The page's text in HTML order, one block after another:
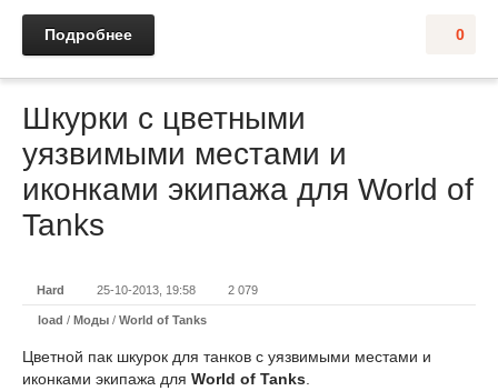
0
Подробнее
Шкурки с цветными
уязвимыми местами и
иконками экипажа для World of
Tanks
Hard 25-10-2013, 19:58 2 079
load / Моды / World of Tanks
Цветной пак шкурок для танков с уязвимыми местами и
иконками экипажа для World of Tanks